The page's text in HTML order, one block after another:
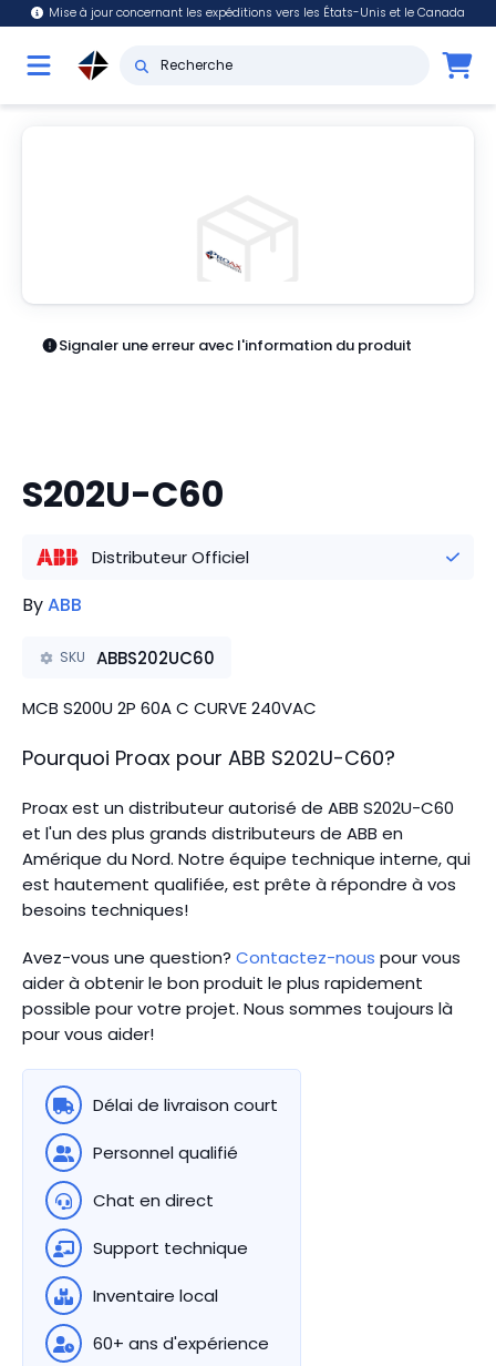
Mise à jour concernant les expéditions vers les États-Unis et le Canada
Signaler une erreur avec l'information du produit
S202U-C60
Distributeur Officiel
ByABB
SKU ABBS202UC60
MCB S200U 2P 60A C CURVE 240VAC
Pourquoi Proax pour ABB S202U-C60?
Proax est un distributeur autorisé de ABB S202U-C60
et l'un des plus grands distributeurs de ABB en
Amérique du Nord. Notre équipe technique interne, qui
est hautement qualifiée, est prête à répondre à vos
besoins techniques!
Avez-vous une question? Contactez-nous pour vous
aider à obtenir le bon produit le plus rapidement
possible pour votre projet. Nous sommes toujours là
pour vous aider!
Délai de livraison court
Personnel qualifié
Chat en direct
Support technique
Inventaire local
60+ ans d'expérience